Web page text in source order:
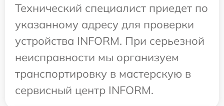
Технический специалист приедет по
указанному адресу для проверки
устройства INFORM. При серьезной
неисправности мы организуем
транспортировку в мастерскую в
сервисный центр INFORM.